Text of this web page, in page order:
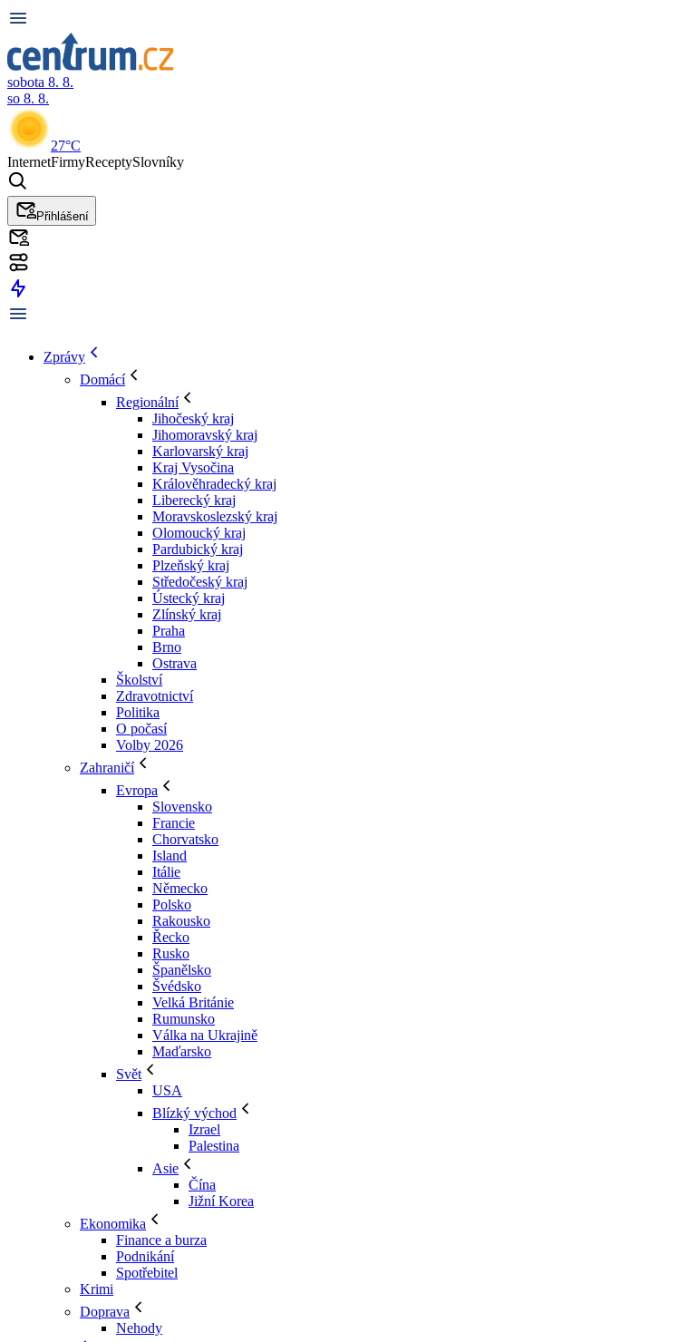
sobota 8. 8.
so 8. 8.
27°C
InternetFirmyReceptySlovníky
Přihlášení
Zprávy
Domácí
Regionální
Jihočeský kraj
Jihomoravský kraj
Karlovarský kraj
Kraj Vysočina
Králověhradecký kraj
Liberecký kraj
Moravskoslezský kraj
Olomoucký kraj
Pardubický kraj
Plzeňský kraj
Středočeský kraj
Ústecký kraj
Zlínský kraj
Praha
Brno
Ostrava
Školství
Zdravotnictví
Politika
O počasí
Volby 2026
Zahraničí
Evropa
Slovensko
Francie
Chorvatsko
Island
Itálie
Německo
Polsko
Rakousko
Řecko
Rusko
Španělsko
Švédsko
Velká Británie
Rumunsko
Válka na Ukrajině
Maďarsko
Svět
USA
Blízký východ
Izrael
Palestina
Asie
Čína
Jižní Korea
Ekonomika
Finance a burza
Podnikání
Spotřebitel
Krimi
Doprava
Nehody